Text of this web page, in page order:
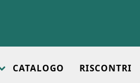
CATALOGO RISCONTRI